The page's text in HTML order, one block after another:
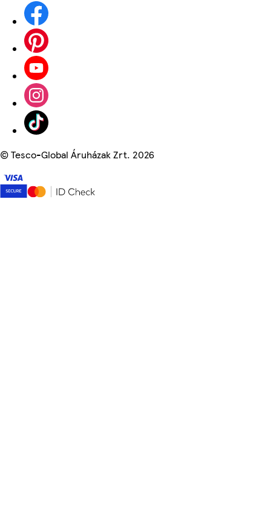
©Tesco-Global Áruházak Zrt. 2026